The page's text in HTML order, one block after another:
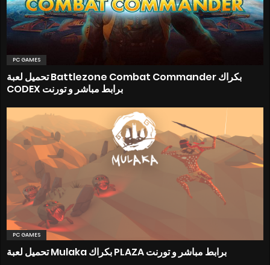
PC GAMES
تحميل لعبة Battlezone Combat Commander بكراك
CODEX برابط مباشر و تورنت
PC GAMES
تحميل لعبة Mulaka بكراك PLAZA برابط مباشر و تورنت